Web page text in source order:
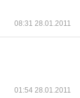
08:31 28.01.2011
01:54 28.01.2011